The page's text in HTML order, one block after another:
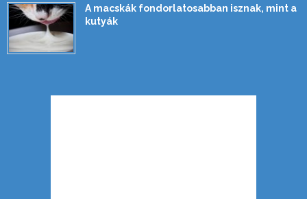
A macskák fondorlatosabban isznak, mint a
kutyák